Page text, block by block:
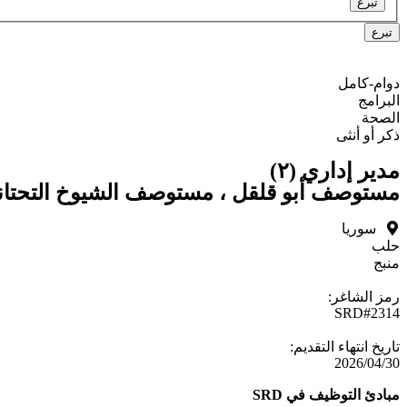
تبرع
دوام-كامل
البرامج
الصحة
ذكر أو أنثى
مدير إداري (٢)
مستوصف أبو قلقل ، مستوصف الشيوخ
سوريا
حلب
منبج
رمز الشاغر:
SRD#2314
تاريخ انتهاء التقديم:
2026/04/30
مبادئ التوظيف في SRD